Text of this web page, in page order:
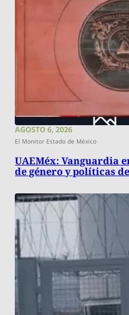
AGOSTO 6, 2026
El Monitor Estado de México
UAEMéx: Vanguardia
de género y políticas